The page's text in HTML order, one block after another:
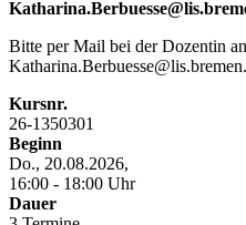
Bitte per Mail bei der Dozentin
Kursnr.
26-1350301
Beginn
Do., 20.08.2026,
16:00 - 18:00 Uhr
Dauer